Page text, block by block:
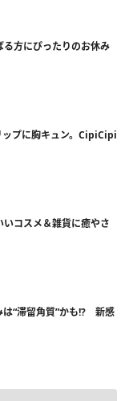
方にぴったりのお休み
ップに胸キュン。CipiCipi
コスメ＆雑貨に癒やさ
は“滞留角質”かも!? 新感